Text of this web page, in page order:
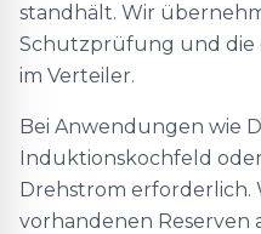
standhält. Wir
Schutzprüfung und die
im Verteiler.
Bei Anwendungen wie
Induktionskochfeld
Drehstrom erforderlich.
vorhandenen Reserven